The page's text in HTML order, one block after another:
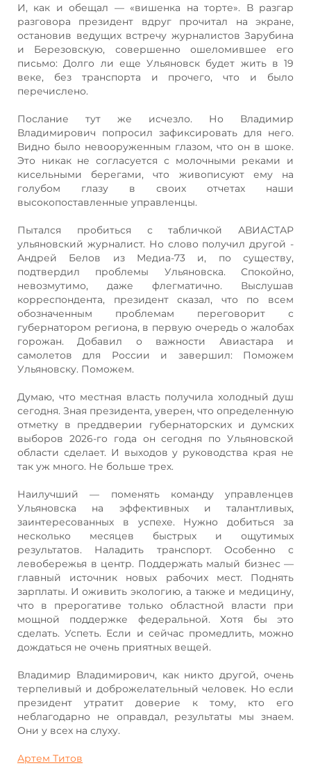
И, как и обещал — «вишенка на торте». В разгар
разговора президент вдруг прочитал на экране,
остановив ведущих встречу журналистов Зарубина
и Березовскую, совершенно ошеломившее его
письмо: Долго ли еще Ульяновск будет жить в 19
веке, без транспорта и прочего, что и было
перечислено.
Послание тут же исчезло. Но Владимир
Владимирович попросил зафиксировать для него.
Видно было невооруженным глазом, что он в шоке.
Это никак не согласуется с молочными реками и
кисельными берегами, что живописуют ему на
голубом глазу в своих отчетах наши
высокопоставленные управленцы.
Пытался пробиться с табличкой АВИАСТАР
ульяновский журналист. Но слово получил другой -
Андрей Белов из Медиа-73 и, по существу,
подтвердил проблемы Ульяновска. Спокойно,
невозмутимо, даже флегматично. Выслушав
корреспондента, президент сказал, что по всем
обозначенным проблемам переговорит с
губернатором региона, в первую очередь о жалобах
горожан. Добавил о важности Авиастара и
самолетов для России и завершил: Поможем
Ульяновску. Поможем.
Думаю, что местная власть получила холодный душ
сегодня. Зная президента, уверен, что определенную
отметку в преддверии губернаторских и думских
выборов 2026-го года он сегодня по Ульяновской
области сделает. И выходов у руководства края не
так уж много. Не больше трех.
Наилучший — поменять команду управленцев
Ульяновска на эффективных и талантливых,
заинтересованных в успехе. Нужно добиться за
несколько месяцев быстрых и ощутимых
результатов. Наладить транспорт. Особенно с
левобережья в центр. Поддержать малый бизнес —
главный источник новых рабочих мест. Поднять
зарплаты. И оживить экологию, а также и медицину,
что в прерогативе только областной власти при
мощной поддержке федеральной. Хотя бы это
сделать. Успеть. Если и сейчас промедлить, можно
дождаться не очень приятных вещей.
Владимир Владимирович, как никто другой, очень
терпеливый и доброжелательный человек. Но если
президент утратит доверие к тому, кто его
неблагодарно не оправдал, результаты мы знаем.
Они у всех на слуху.
Артем Титов